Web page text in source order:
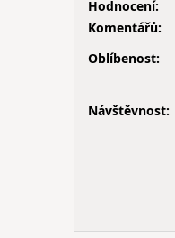
Hodnocení:
Komentářů:
Oblíbenost:
Návštěvnost: